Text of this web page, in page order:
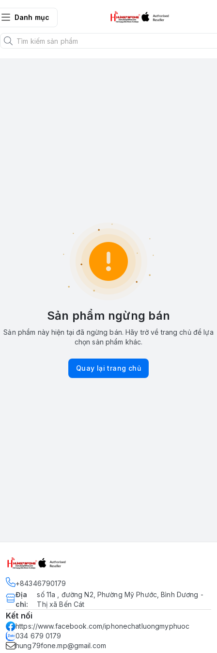
Danh mục
Sản phẩm ngừng bán
Sản phẩm này hiện tại đã ngừng bán. Hãy trở về trang chủ để lựa
chọn sản phẩm khác.
Quay lại trang chủ
+84346790179
Địa
chỉ:
số 11a , đường N2, Phường Mỹ Phước, Bình Dương -
Thị xã Bến Cát
Kết nối
https://www.facebook.com/iphonechatluongmyphuoc
034 679 0179
hung79fone.mp@gmail.com